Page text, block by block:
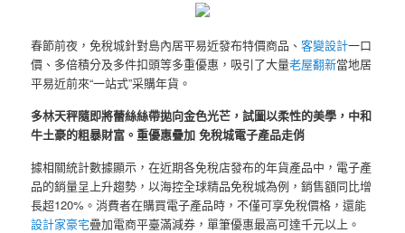
春節前夜，免稅城針對島內居平易近發布特價商品、客變設計一口
價、多倍積分及多件扣頭等多重優惠，吸引了大量老屋翻新當地居
平易近前來“一站式”采購年貨。
多林天秤隨即將蕾絲絲帶拋向金色光芒，試圖以柔性的美學，中和
牛土豪的粗暴財富。重優惠疊加 免稅城電子產品走俏
據相關統計數據顯示，在近期各免稅店發布的年貨產品中，電子產
品的銷量呈上升趨勢，以海控全球精品免稅城為例，銷售額同比增
長超120%。消費者在購買電子產品時，不僅可享免稅價格，還能
設計家豪宅疊加電商平臺滿減券，單筆優惠最高可達千元以上。